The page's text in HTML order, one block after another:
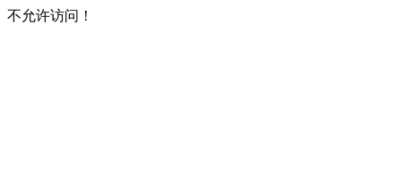
不允许访问！